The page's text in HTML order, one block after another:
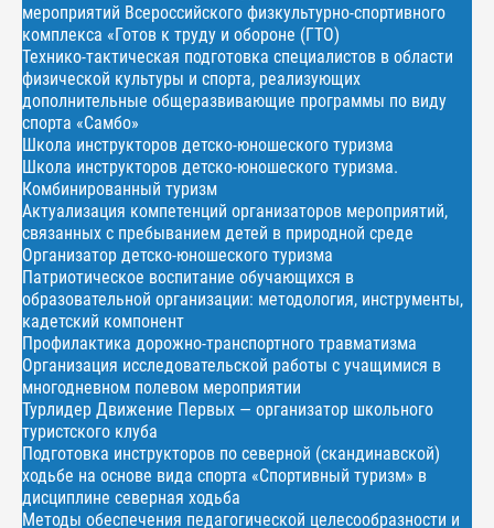
мероприятий Всероссийского физкультурно-спортивного
комплекса «Готов к труду и обороне (ГТО)
Технико-тактическая подготовка специалистов в области
физической культуры и спорта, реализующих
дополнительные общеразвивающие программы по виду
спорта «Самбо»
Школа инструкторов детско-юношеского туризма
Школа инструкторов детско-юношеского туризма.
Комбинированный туризм
Актуализация компетенций организаторов мероприятий,
связанных с пребыванием детей в природной среде
Организатор детско-юношеского туризма
Патриотическое воспитание обучающихся в
образовательной организации: методология, инструменты,
кадетский компонент
Профилактика дорожно-транспортного травматизма
Организация исследовательской работы с учащимися в
многодневном полевом мероприятии
Турлидер Движение Первых — организатор школьного
туристского клуба
Подготовка инструкторов по северной (скандинавской)
ходьбе на основе вида спорта «Спортивный туризм» в
дисциплине северная ходьба
Методы обеспечения педагогической целесообразности и